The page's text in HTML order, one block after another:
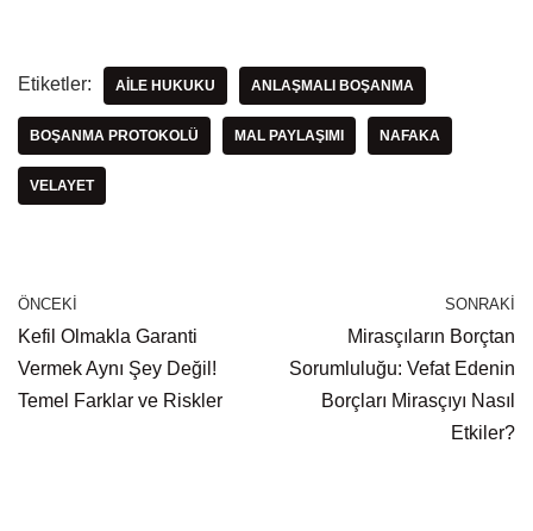
Etiketler: AILE HUKUKU ANLAŞMALI BOŞANMA
BOŞANMA PROTOKOLÜ MAL PAYLAŞIMI NAFAKA
VELAYET
ÖNCEKI
Kefil Olmakla Garanti
Vermek Aynı Şey Değil!
Temel Farklar ve Riskler
SONRAKI
Mirasçıların Borçtan
Sorumluluğu: Vefat Edenin
Borçları Mirasçıyı Nasıl
Etkiler?